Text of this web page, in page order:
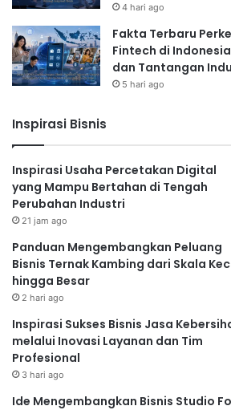
4 hari ago
Fakta Terbaru
Fintech di
dan Tantangan
5 hari ago
Inspirasi Bisnis
Inspirasi Usaha Percetakan Digital
yang Mampu Bertahan di Tengah
Perubahan Industri
21 jam ago
Panduan Mengembangkan Peluang
Bisnis Ternak Kambing dari Skala
hingga Besar
2 hari ago
Inspirasi Sukses Bisnis Jasa
melalui Inovasi Layanan dan Tim
Profesional
3 hari ago
Ide Mengembangkan Bisnis Studio